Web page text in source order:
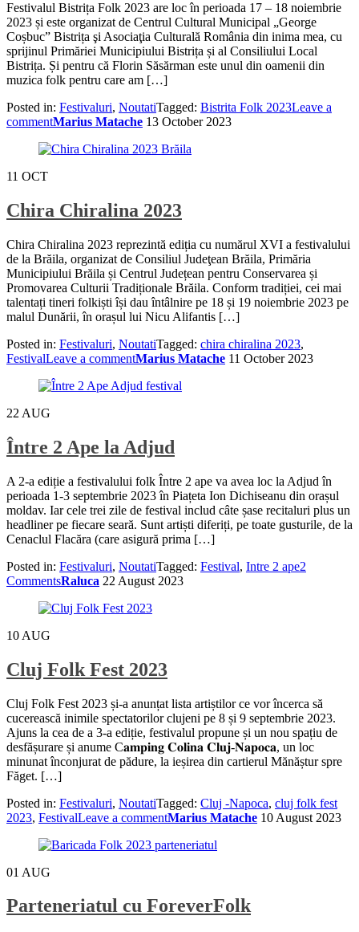
Festivalul Bistrița Folk 2023 are loc în perioada 17 – 18 noiembrie
2023 și este organizat de Centrul Cultural Municipal „George
Coșbuc” Bistrița şi Asociaţia Culturală România din inima mea, cu
sprijinul Primăriei Municipiului Bistrița și al Consiliului Local
Bistrița. Și pentru că Florin Săsărman este unul din oamenii din
muzica folk pentru care am […]
Posted in: Festivaluri, NoutatiTagged: Bistrita Folk 2023Leave a
commentMarius Matache 13 October 2023
11 OCT
Chira Chiralina 2023
Chira Chiralina 2023 reprezintă ediția cu numărul XVI a festivalului
de la Brăila, organizat de Consiliul Judeţean Brăila, Primăria
Municipiului Brăila și Centrul Județean pentru Conservarea și
Promovarea Culturii Tradiționale Brăila. Conform tradiției, cei mai
talentați tineri folkiști își dau întâlnire pe 18 și 19 noiembrie 2023 pe
malul Dunării, în orașul lui Nicu Alifantis […]
Posted in: Festivaluri, NoutatiTagged: chira chiralina 2023,
FestivalLeave a commentMarius Matache 11 October 2023
22 AUG
Între 2 Ape la Adjud
A 2-a ediție a festivalului folk Între 2 ape va avea loc la Adjud în
perioada 1-3 septembrie 2023 în Piațeta Ion Dichiseanu din orașul
moldav. Iar cele trei zile de festival includ câte șase recitaluri plus un
headliner pe fiecare seară. Sunt artiști diferiți, pe toate gusturile, de la
Cenaclul Flacăra (care asigură prima […]
Posted in: Festivaluri, NoutatiTagged: Festival, Intre 2 ape2
CommentsRaluca 22 August 2023
10 AUG
Cluj Folk Fest 2023
Cluj Folk Fest 2023 și-a anunțat lista artiștilor ce vor încerca să
cucerească inimile spectatorilor clujeni pe 8 și 9 septembrie 2023.
Ajuns la cea de a 3-a ediție, festivalul propune și un nou spațiu de
desfășurare și anume C𝐚𝐦𝐩𝐢𝐧𝐠 𝐂𝐨𝐥𝐢𝐧𝐚 𝐂𝐥𝐮𝐣-𝐍𝐚𝐩𝐨𝐜𝐚, un loc
minunat înconjurat de pădure, la ieșirea din cartierul Mănăștur spre
Făget. […]
Posted in: Festivaluri, NoutatiTagged: Cluj -Napoca, cluj folk fest
2023, FestivalLeave a commentMarius Matache 10 August 2023
01 AUG
Parteneriatul cu ForeverFolk